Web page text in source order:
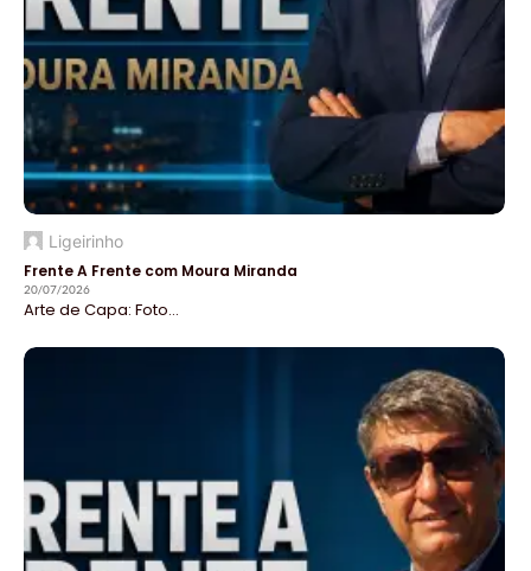
Ligeirinho
Frente A Frente com Moura Miranda
20/07/2026
Arte de Capa: Foto...